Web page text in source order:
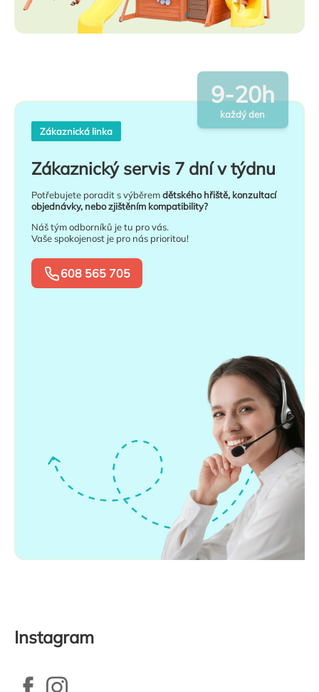
Zákaznická linka
Zákaznický servis 7 dní v týdnu
Potřebujete poradit s výběremdětského hřiště, konzultací
objednávky, nebo zjištěním kompatibility?
Náš tým odborníků je tu pro vás.
Vaše spokojenost je pro nás prioritou!
608 565 705
9-20h
každý den
Instagram